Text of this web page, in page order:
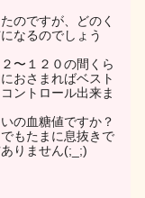
のですが、どのく
なるのでしょう
〜１２０の間くら
おさまればベスト
ントロール出来ま
の血糖値ですか？
もたまに息抜きで
りません(;_;)